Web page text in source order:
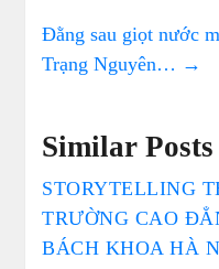
Đằng sau giọt nước
Trạng Nguyên… →
Similar Posts
STORYTELLING
TRƯỜNG CAO
BÁCH KHOA HÀ